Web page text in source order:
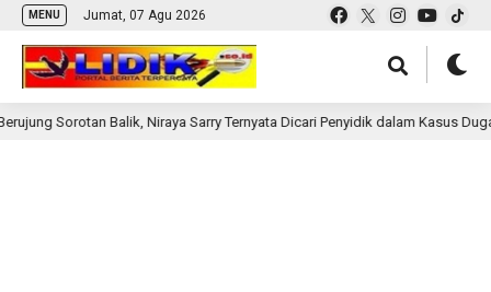
MENU Jumat, 07 Agu 2026
Sorotan Balik, Niraya Sarry Ternyata Dicari Penyidik dalam Kasus Dugaan